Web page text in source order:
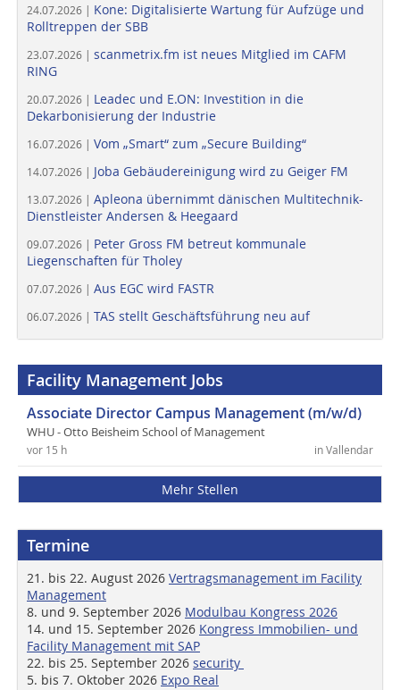
24.07.2026 | Kone: Digitalisierte Wartung für Aufzüge und
Rolltreppen der SBB
23.07.2026 | scanmetrix.fm ist neues Mitglied im CAFM
RING
20.07.2026 | Leadec und E.ON: Investition in die
Dekarbonisierung der Industrie
16.07.2026 | Vom „Smart“ zum „Secure Building“
14.07.2026 | Joba Gebäudereinigung wird zu Geiger FM
13.07.2026 | Apleona übernimmt dänischen Multitechnik-
Dienstleister Andersen & Heegaard
09.07.2026 | Peter Gross FM betreut kommunale
Liegenschaften für Tholey
07.07.2026 | Aus EGC wird FASTR
06.07.2026 | TAS stellt Geschäftsführung neu auf
Facility Management Jobs
Associate Director Campus Management (m/w/d)
WHU - Otto Beisheim School of Management
in Vallendar
vor 15 h
Mehr Stellen
Termine
21. bis 22. August 2026 Vertragsmanagement im Facility
Management
8. und 9. September 2026 Modulbau Kongress 2026
14. und 15. September 2026 Kongress Immobilien- und
Facility Management mit SAP
22. bis 25. September 2026 security
5. bis 7. Oktober 2026 Expo Real